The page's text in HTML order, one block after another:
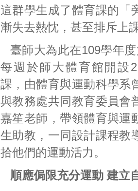
這群學生成了體育課的「
漸失去熱忱，甚至排斥上
臺師大為此在109學年
每週於師大體育館開設
課，由體育與運動科學系
與教務處共同教育委員會
嘉笙老師，帶領體育與運
生助教，一同設計課程教
拾他們的運動活力。
順應侷限充分運動 建立